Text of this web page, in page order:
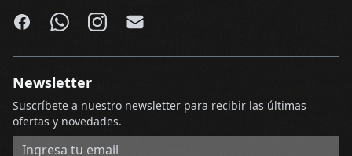
Facebook
WhatsApp
Instagram
Email
Newsletter
Suscríbete a nuestro newsletter para recibir las últimas
ofertas y novedades.
Dirección de correo electrónico